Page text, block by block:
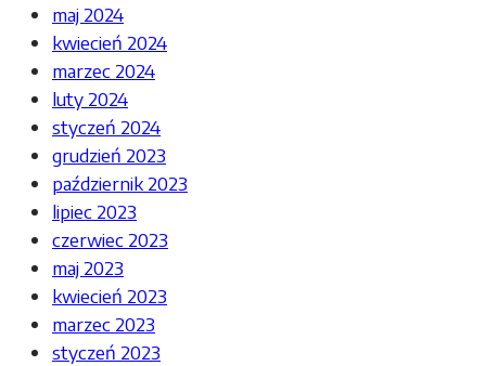
maj 2024
kwiecień 2024
marzec 2024
luty 2024
styczeń 2024
grudzień 2023
październik 2023
lipiec 2023
czerwiec 2023
maj 2023
kwiecień 2023
marzec 2023
styczeń 2023